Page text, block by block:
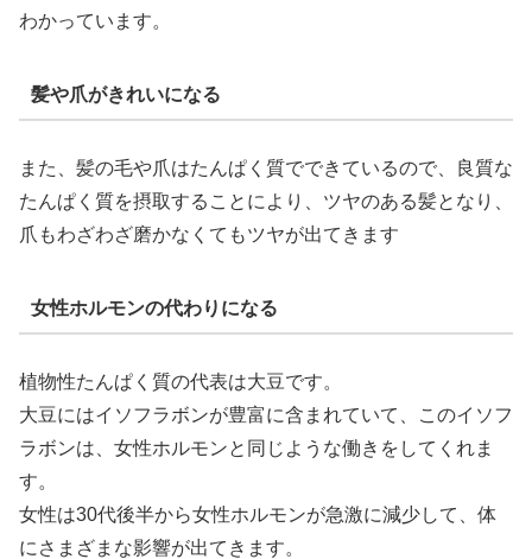
わかっています。
髪や爪がきれいになる
また、髪の毛や爪はたんぱく質でできているので、良質な
たんぱく質を摂取することにより、ツヤのある髪となり、
爪もわざわざ磨かなくてもツヤが出てきます
女性ホルモンの代わりになる
植物性たんぱく質の代表は大豆です。
大豆にはイソフラボンが豊富に含まれていて、このイソフ
ラボンは、女性ホルモンと同じような働きをしてくれま
す。
女性は30代後半から女性ホルモンが急激に減少して、体
にさまざまな影響が出てきます。